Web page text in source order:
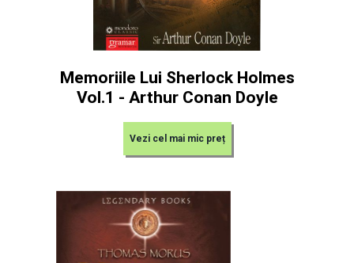
Memoriile Lui Sherlock Holmes
Vol.1 - Arthur Conan Doyle
Vezi cel mai mic preț